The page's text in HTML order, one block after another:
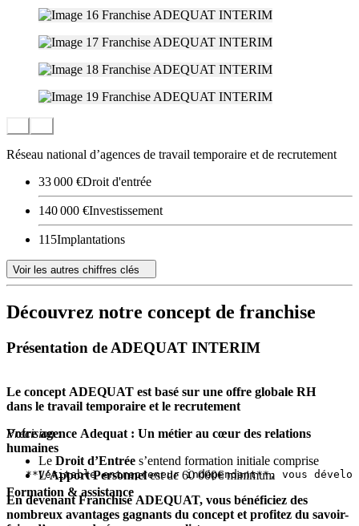
Réseau national d’agences de travail temporaire et de recrutement
33 000 €Droit d'entrée
140 000 €Investissement
115Implantations
Voir les autres chiffres clés
Découvrez notre concept de franchise
Présentation de ADEQUAT INTERIM
Le concept ADEQUAT est basé sur une offre globale RH
dans le travail temporaire et le recrutement
Votre agence Adequat : Un métier au cœur des relations
humaines
En devenant Franchisé ADEQUAT, vous bénéficiez des
nombreux avantages gagnants du concept et profitez du savoir-
Précision:
Le Droit d’Entrée s’entend formation initiale comprise
L’Apport Personnelest de 60 000€ minimum
Formation & assistance